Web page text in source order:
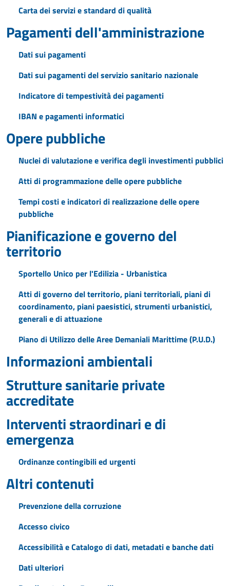
Carta dei servizi e standard di qualità
Pagamenti dell'amministrazione
Dati sui pagamenti
Dati sui pagamenti del servizio sanitario nazionale
Indicatore di tempestività dei pagamenti
IBAN e pagamenti informatici
Opere pubbliche
Nuclei di valutazione e verifica degli investimenti pubblici
Atti di programmazione delle opere pubbliche
Tempi costi e indicatori di realizzazione delle opere
pubbliche
Pianificazione e governo del
territorio
Sportello Unico per l'Edilizia - Urbanistica
Atti di governo del territorio, piani territoriali, piani di
coordinamento, piani paesistici, strumenti urbanistici,
generali e di attuazione
Piano di Utilizzo delle Aree Demaniali Marittime (P.U.D.)
Informazioni ambientali
Strutture sanitarie private
accreditate
Interventi straordinari e di
emergenza
Ordinanze contingibili ed urgenti
Altri contenuti
Prevenzione della corruzione
Accesso civico
Accessibilità e Catalogo di dati, metadati e banche dati
Dati ulteriori